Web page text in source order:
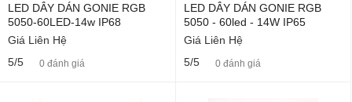
LED DÂY DÁN GONIE RGB
5050-60LED-14w IP68
Giá Liên Hệ
5/5
0 đánh giá
LED DÂY DÁN GONIE RGB
5050 - 60led - 14W IP65
Giá Liên Hệ
5/5
0 đánh giá